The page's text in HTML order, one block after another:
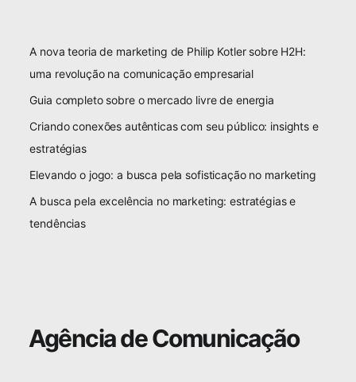
A nova teoria de marketing de Philip Kotler sobre H2H:
uma revolução na comunicação empresarial
Guia completo sobre o mercado livre de energia
Criando conexões autênticas com seu público: insights e
estratégias
Elevando o jogo: a busca pela sofisticação no marketing
A busca pela excelência no marketing: estratégias e
tendências
Agência de Comunicação